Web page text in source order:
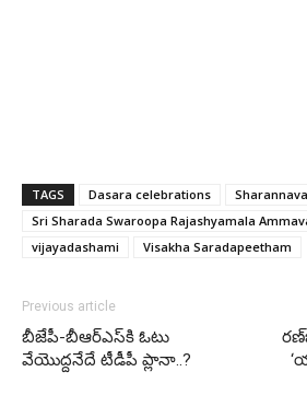
TAGS Dasara celebrations
Sri Sharada Swaroopa Rajashyamala
vijayadashami
Visakha Saradapeetham
Previous article
బీజేపీ-బీఆర్ఎస్‌కి ఓటు
వేయొద్దనేదే టీడీపీ ప్లానా..?